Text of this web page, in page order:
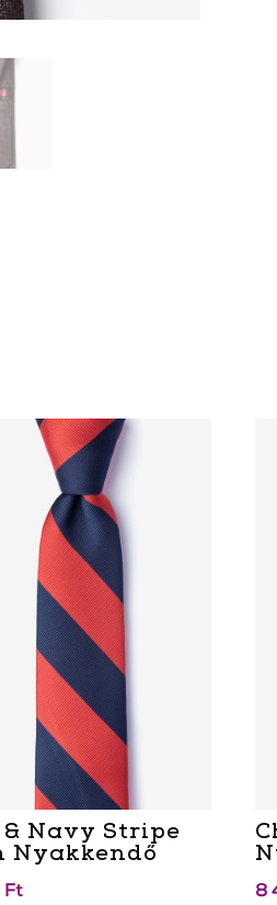
& Navy Stripe
Nyakkendő
Ft 8